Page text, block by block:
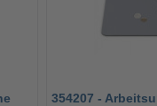
354207 -